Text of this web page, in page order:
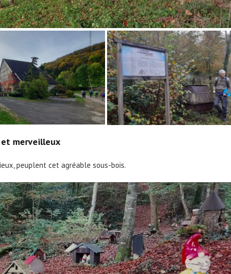
merveilleux
peuplent cet agréable sous-bois.